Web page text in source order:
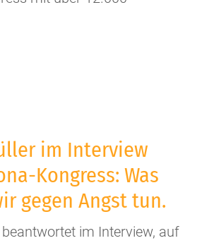
im Interview
Kongress: Was
gegen Angst tun.
im Interview, auf